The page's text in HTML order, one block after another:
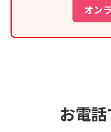
へお支払いくださ
■米国に短期商用
さい。詳細はこちら
■本コースはイン
オン
お電